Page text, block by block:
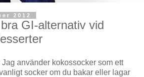
2012
GI-alternativ vid
använder kokossocker som ett
socker om du bakar eller lagar